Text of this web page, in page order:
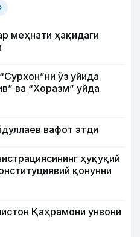
меҳнати ҳақидаги
ўз уйида
ва “Хоразм” уйда
вафот этди
ҳуқуқий
қонунни
Қаҳрамони унвони